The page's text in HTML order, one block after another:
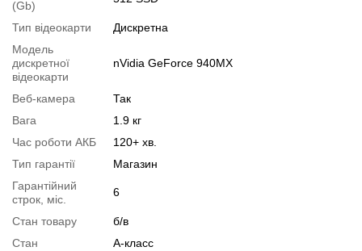
1.
Збільшення об'єму RAM
Збільшення розміру HDD
Ви можете розширити строк гарантії на3, 6 або 12 міс
Можлива також комплектація
Для цього додайте в корзину відповідну позицію з розділу
"Аксесуари
" разом з основним товаром.
Специфікація процесора:
Тестування процесора:
(Gb)
Тип відеокарти
Дискретна
Модель
дискретної
відеокарти
nVidia GeForce 940MX
Веб-камера
Так
Вага
1.9 кг
Час роботи АКБ
120+ хв.
Тип гарантії
Магазин
Гарантійний
строк, міс.
6
Стан товару
б/в
Стан
А-класс